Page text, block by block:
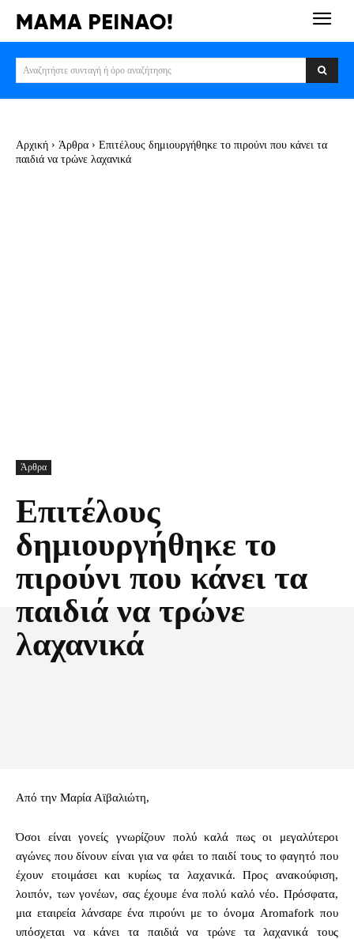
Αναζητήστε συνταγή ή όρο αναζήτησης
Αρχική Άρθρα
Επιτέλους δημιουργήθηκε το πιρούνι που κάνει τα
παιδιά να τρώνε λαχανικά
Άρθρα
Επιτέλους
δημιουργήθηκε το
πιρούνι που κάνει τα
παιδιά να τρώνε
λαχανικά
Από την Μαρία Αϊβαλιώτη,
Όσοι είναι γονείς γνωρίζουν πολύ καλά πως οι μεγαλύτεροι
αγώνες που δίνουν είναι για να φάει το παιδί τους το φαγητό που
έχουν ετοιμάσει και κυρίως τα λαχανικά. Προς ανακούφιση,
λοιπόν, των γονέων, σας έχουμε ένα πολύ καλό νέο. Πρόσφατα,
μια εταιρεία λάνσαρε ένα πιρούνι με το όνομα Aromafork που
υπόσχεται να κάνει τα παιδιά να τρώνε τα λαχανικά τους